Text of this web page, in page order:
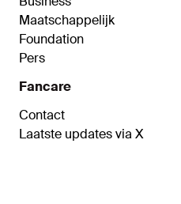
Maatschappelijk
Foundation
Pers
Fancare
Contact
Laatste updates via X